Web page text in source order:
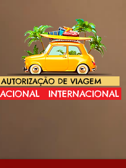
DE VIAGEM
INTERNACIONAL